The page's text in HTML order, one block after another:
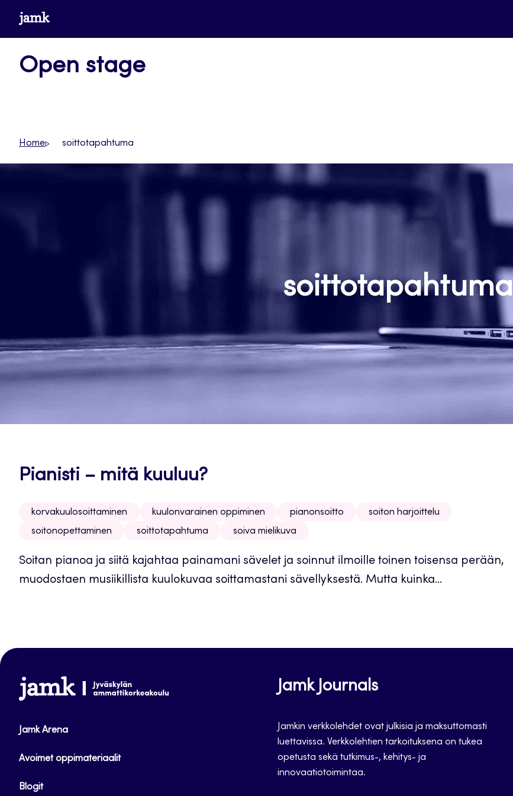
Siirrywww.jamk.fi
Open stage
Home soittotapahtuma
soittotapahtuma
Pianisti – mitä kuuluu?
korvakuulosoittaminen kuulonvarainen oppiminen pianonsoitto
soiton harjoittelu
soitonopettaminen
soittotapahtuma soiva mielikuva
Soitan pianoa ja siitä kajahtaa painamani sävelet ja soinnut ilmoille toinen toisensa perään,
muodostaen musiikillista kuulokuvaa soittamastani sävellyksestä. Mutta kuinka...
www.jamk.fi
Jamk Arena
Avoimet oppimateriaalit
Blogit
Jamk Journals
Jamkin verkkolehdet ovat julkisia ja maksuttomasti
luettavissa. Verkkolehtien tarkoituksena on tukea
opetusta sekä tutkimus-, kehitys- ja
innovaatiotoimintaa.